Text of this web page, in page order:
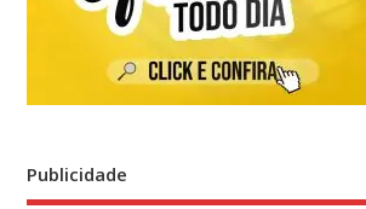
Publicidade